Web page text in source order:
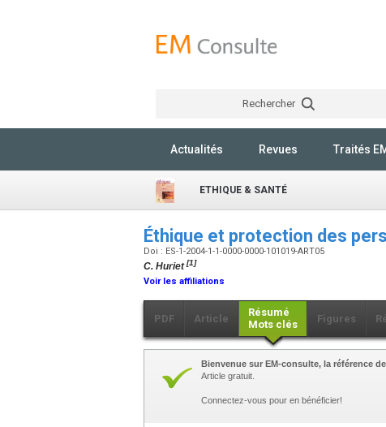
Rechercher
Actualités Revues Traités
ETHIQUE & SANTÉ
Éthique et protection des
Doi : ES-1-2004-1-1-0000-0000-101019-ART05
C. Huriet[1]
Voir les affiliations
PDF Article
Résumé
Mots clés
Figures
Bienvenue sur EM-consulte, la référence
Article gratuit.
Connectez-vous pour en bénéficier!